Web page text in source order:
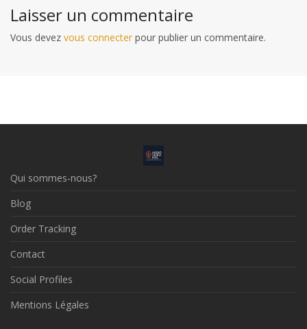
Laisser un commentaire
Vous devez vous connecter pour publier un commentaire.
Qui sommes-nous?
Blog
Order Tracking
Contact
Social Profiles
Mentions Légales